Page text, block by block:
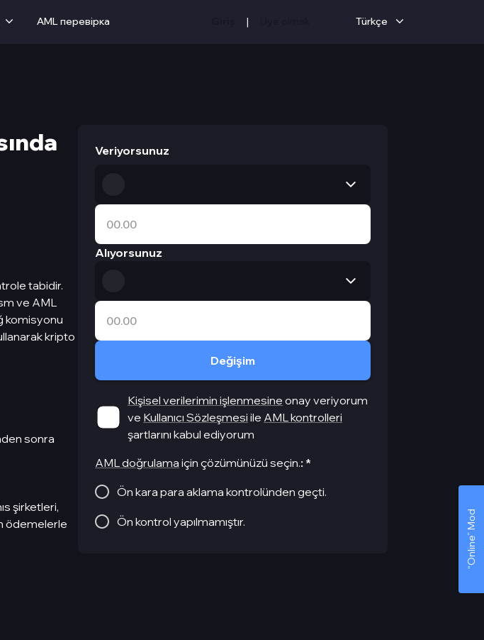
AML перевірка | Türkçe
tabidir.
ve AML
komisyonu
kripto
sonra
şirketleri,
ödemelerle
Veriyorsunuz
Alıyorsunuz
Değişim
Kişisel verilerimin işlenmesine onay veriyorum
ve Kullanıcı Sözleşmesi ile AML kontrolleri
şartlarını kabul ediyorum
AML doğrulama için çözümünüzü seçin.: *
Ön kara para aklama kontrolünden geçti.
Ön kontrol yapılmamıştır. “Online” Mod